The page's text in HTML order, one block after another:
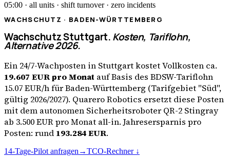
05:00 · all units · shift turnover · zero incidents
WACHSCHUTZ · BADEN-WÜRTTEMBERG
WachschutzStuttgart.Kosten, Tariflohn,
Alternative 2026.
Ein 24/7-Wachposten in Stuttgartkostet Vollkosten ca.
19.607 EURpro Monat auf Basis des BDSW-Tariflohn
15.07EUR/h fürBaden-Württemberg (Tarifgebiet "Süd",
gültig 2026/2027). Quarero Robotics ersetzt diese Posten
mit dem autonomen Sicherheitsroboter QR-2 Stingray
ab 3.500 EUR pro Monat all-in. Jahresersparnis pro
Posten: rund 193.284EUR.
14-Tage-Pilot anfragen →TCO-Rechner ↓